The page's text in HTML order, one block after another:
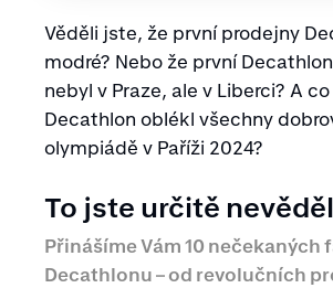
Věděli jste, že první prodejny
modré? Nebo že první
nebyl v Praze, ale v Liberci? A
Decathlon oblékl všechny
olympiádě v Paříži 2024?
To jste určitě
Přinášíme Vám 10 nečekaných
Decathlonu – od revolučních